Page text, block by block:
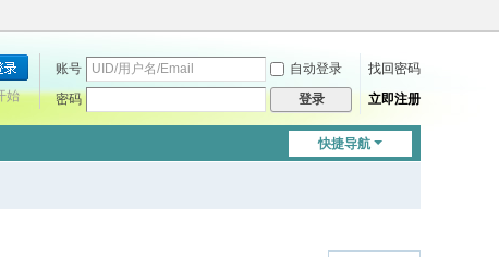
账号 自动登录
找回密码
密码
登录 立即注册
始
快捷导航